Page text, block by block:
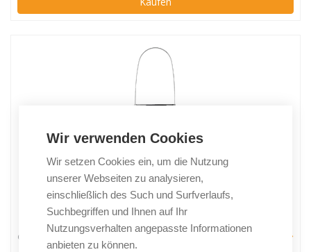
die Höhle der Löwen
Wir verwenden Cookies
Wir setzen Cookies ein, um die Nutzung
unserer Webseiten zu analysieren,
einschließlich des Such und Surfverlaufs,
Suchbegriffen und Ihnen auf Ihr
Nutzungsverhalten angepasste Informationen
anbieten zu können.